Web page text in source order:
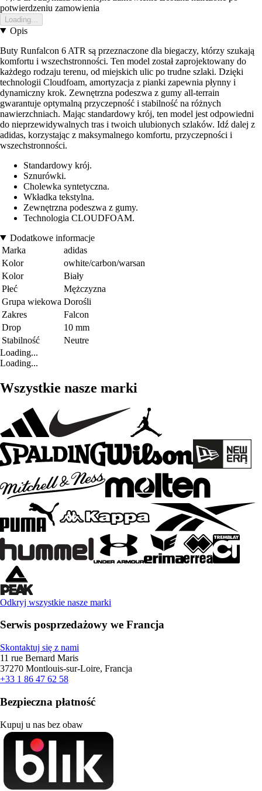
potwierdzeniu zamowienia
Loading...
Opis
Buty Runfalcon 6 ATR są przeznaczone dla biegaczy, którzy szukają
komfortu i wszechstronności. Ten model został zaprojektowany do
każdego rodzaju terenu, od miejskich ulic po trudne szlaki. Dzięki
technologii Cloudfoam, amortyzacja z pianki zapewnia płynny i
dynamiczny krok. Zewnętrzna podeszwa z gumy all-terrain
gwarantuje optymalną przyczepność i stabilność na różnych
nawierzchniach. Mając standardowy krój, ten model jest odpowiedni
do nieprzewidywalnych tras i twoich ulubionych szlaków. Idź dalej z
adidas, korzystając z maksymalnego komfortu, przyczepności i
wszechstronności.
Standardowy krój.
Sznurówki.
Cholewka syntetyczna.
Wkładka tekstylna.
Zewnętrzna podeszwa z gumy.
Technologia CLOUDFOAM.
Dodatkowe informacje
Marka
adidas
Kolor
owhite/carbon/warsan
Kolor
Biały
Płeć
Mężczyzna
Grupa wiekowa Dorośli
Zakres
Falcon
Drop
10 mm
Stabilność
Neutre
Loading...
Loading...
Wszystkie nasze marki
Odkryj wszystkie nasze marki
Serwis posprzedażowy we Francja
Skontaktuj się z nami
11 rue Bernard Maris
37270 Montlouis-sur-Loire, Francja
+33 1 86 47 62 58
Bezpieczna płatność
Kupuj u nas bez obaw